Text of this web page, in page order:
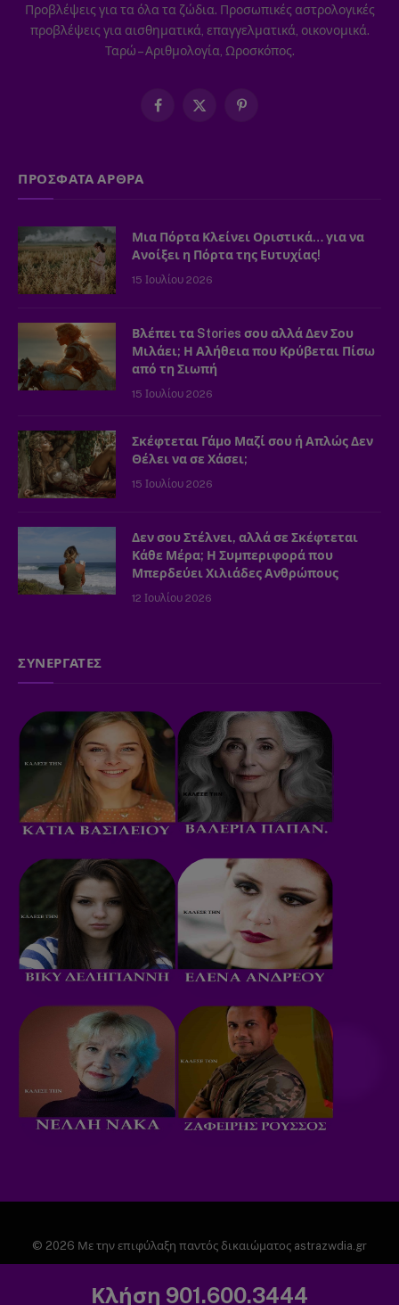
Προβλέψεις για τα όλα τα ζώδια. Προσωπικές αστρολογικές
προβλέψεις για αισθηματικά, επαγγελματικά, οικονομικά.
Ταρώ – Αριθμολογία, Ωροσκόπος.
Facebook
X
Pinterest
ΠΡΟΣΦΑΤΑ ΑΡΘΡΑ
Μια Πόρτα Κλείνει Οριστικά… για να
Ανοίξει η Πόρτα της Ευτυχίας!
15 Ιουλίου 2026
Βλέπει τα Stories σου αλλά Δεν Σου
Μιλάει; Η Αλήθεια που Κρύβεται Πίσω
από τη Σιωπή
15 Ιουλίου 2026
Σκέφτεται Γάμο Μαζί σου ή Απλώς Δεν
Θέλει να σε Χάσει;
15 Ιουλίου 2026
Δεν σου Στέλνει, αλλά σε Σκέφτεται
Κάθε Μέρα; Η Συμπεριφορά που
Μπερδεύει Χιλιάδες Ανθρώπους
12 Ιουλίου 2026
ΣΥΝΕΡΓΑΤΕΣ
© 2026 Με την επιφύλαξη παντός δικαιώματος astrazwdia.gr
Κλήση 901.600.3444